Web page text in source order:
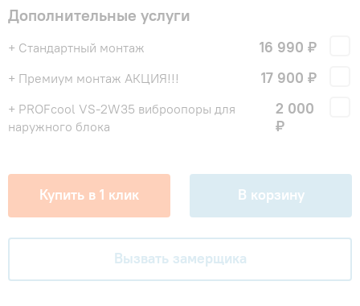
Дополнительные услуги
+ Стандартный монтаж 16 990 ₽
+ Премиум монтаж АКЦИЯ!!! 17 900 ₽
+ PROFcool VS-2W35 виброопоры для
наружного блока
2 000
₽
Купить в 1 клик В корзину
Вызвать замерщика